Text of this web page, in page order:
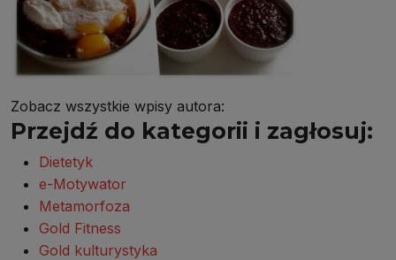
Zobacz wszystkie wpisy autora:
Przejdź do kategorii i zagłosuj:
Dietetyk
e-Motywator
Metamorfoza
Gold Fitness
Gold kulturystyka